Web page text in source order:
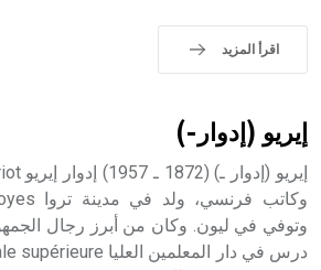
اقرأ المزيد
إيريو (إدوار-)
وتوفي في ليون. وكان من أبرز رجال